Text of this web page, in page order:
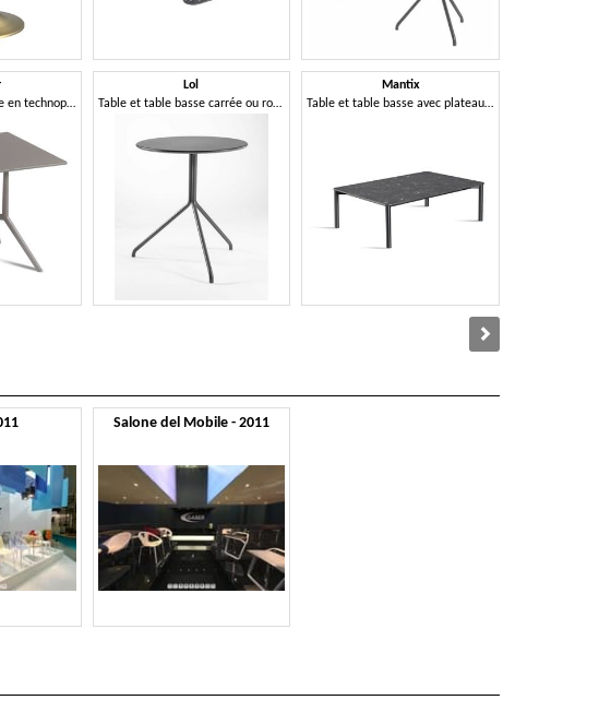
Table carrée ou ronde en technopolymère avec base à 3 ou 4 branches
Lol
Table et table basse carrée ou ronde en métal avec base à 3 ou 4 branches
Mantix
Table et table basse avec plateau carré, rond ou rectangulaire
Salone del Mobile - 2011